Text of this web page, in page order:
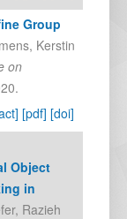
Group
, Kerstin
on
.
[pdf] [doi]
Object
in
, Razieh